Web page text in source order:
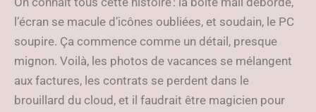
l’écran se macule d’icônes oubliées, et soudain, le PC
soupire. Ça commence comme un détail, presque
mignon. Voilà, les photos de vacances se mélangent
aux factures, les contrats se perdent dans le
brouillard du cloud, et il faudrait être magicien pour